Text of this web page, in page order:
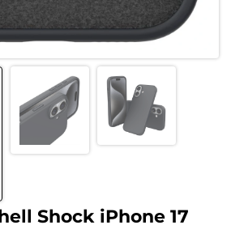
Shock iPhone 17